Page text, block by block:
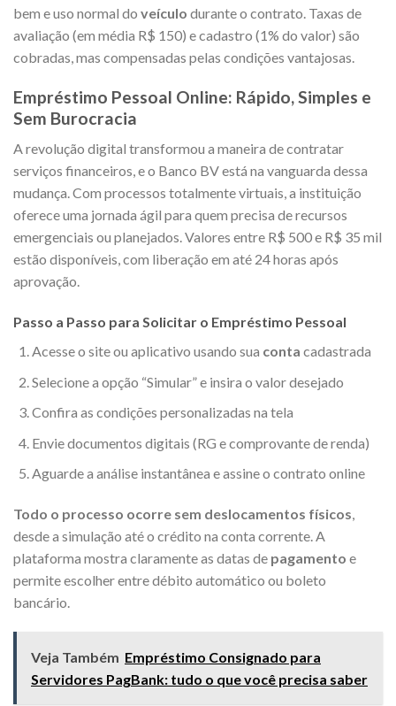
bem e uso normal do veículo durante o contrato. Taxas de
avaliação (em média R$ 150) e cadastro (1% do valor) são
cobradas, mas compensadas pelas condições vantajosas.
Empréstimo Pessoal Online: Rápido, Simples e
Sem Burocracia
A revolução digital transformou a maneira de contratar
serviços financeiros, e o Banco BV está na vanguarda dessa
mudança. Com processos totalmente virtuais, a instituição
oferece uma jornada ágil para quem precisa de recursos
emergenciais ou planejados. Valores entre R$ 500 e R$ 35 mil
estão disponíveis, com liberação em até 24 horas após
aprovação.
Passo a Passo para Solicitar o Empréstimo Pessoal
Acesse o site ou aplicativo usando sua conta cadastrada
Selecione a opção “Simular” e insira o valor desejado
Confira as condições personalizadas na tela
Envie documentos digitais (RG e comprovante de renda)
Aguarde a análise instantânea e assine o contrato online
Todo o processo ocorre sem deslocamentos físicos,
desde a simulação até o crédito na conta corrente. A
plataforma mostra claramente as datas de pagamento e
permite escolher entre débito automático ou boleto
bancário.
Veja Também Empréstimo Consignado para
Servidores PagBank: tudo o que você precisa saber